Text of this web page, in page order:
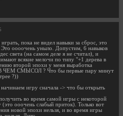
пока не видел навыки за сброс, это
Это оооочень уныло. Допустим, 6 навыков
света (на самом деле я не считал), и
всякие мелочи по типу "+1 дерева в
второй эпохи у меня выработка
В ЧЕМ СМЫСОЛ ? Что бы первые пару минут
?))
игру сначала -> что бы открыть
во время самой игры с некоторой
(это ооочень слабый приток). Только вот
новой эпохи нельзя, и во время игры